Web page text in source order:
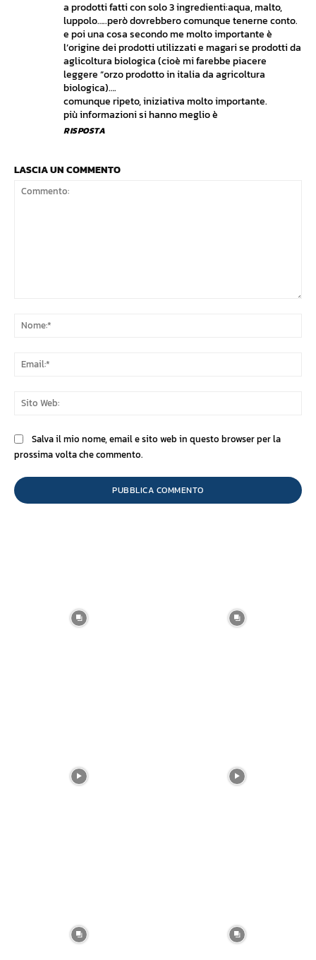
a prodotti fatti con solo 3 ingredienti:aqua, malto,
luppolo…..però dovrebbero comunque tenerne conto.
e poi una cosa secondo me molto importante è
l’origine dei prodotti utilizzati e magari se prodotti da
aglicoltura biologica (cioè mi farebbe piacere
leggere “orzo prodotto in italia da agricoltura
biologica)….
comunque ripeto, iniziativa molto importante.
più informazioni si hanno meglio è
RISPOSTA
LASCIA UN COMMENTO
Salva il mio nome, email e sito web in questo browser per la
prossima volta che commento.